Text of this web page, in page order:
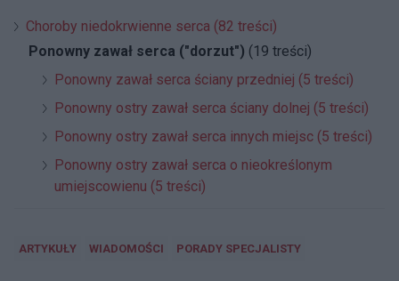
Choroby niedokrwienne serca (82 treści)
Ponowny zawał serca ("dorzut") (19 treści)
Ponowny zawał serca ściany przedniej (5 treści)
Ponowny ostry zawał serca ściany dolnej (5 treści)
Ponowny ostry zawał serca innych miejsc (5 treści)
Ponowny ostry zawał serca o nieokreślonym
umiejscowienu (5 treści)
ARTYKUŁY WIADOMOŚCI PORADY SPECJALISTY